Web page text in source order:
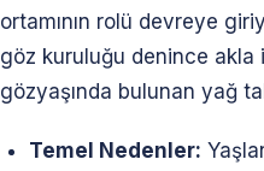
ortamının rolü devreye
göz kuruluğu denince akla
gözyaşında bulunan yağ
Temel Nedenler: